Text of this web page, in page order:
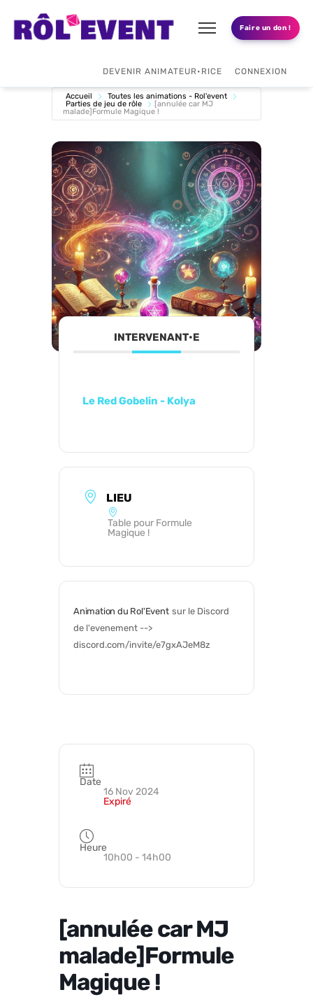
Faire un don !
DEVENIR ANIMATEUR•RICE CONNEXION
Accueil
Toutes les animations - Rol'event
Parties de jeu de rôle
[annulée car MJ
malade]Formule Magique !
INTERVENANT•E
Le Red Gobelin - Kolya
LIEU
Table pour Formule
Magique !
Animation du Rol'Event sur le Discord
de l'evenement -->
discord.com/invite/e7gxAJeM8z
Date
16 Nov 2024
Expiré
Heure
10h00 - 14h00
[annulée car MJ
malade]Formule
Magique !